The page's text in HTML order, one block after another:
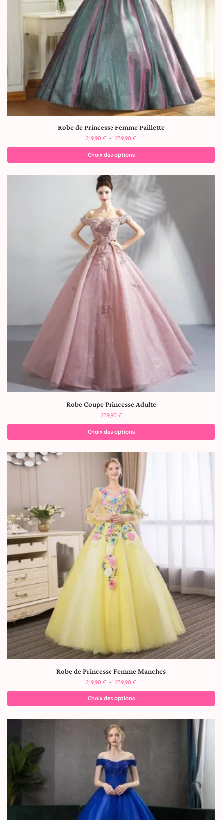
Robe de Princesse Femme Paillette
219,90 € – 239,90 €
Choix des options
Robe Coupe Princesse Adulte
239,90 €
Choix des options
Robe de Princesse Femme Manches
219,90 € – 239,90 €
Choix des options